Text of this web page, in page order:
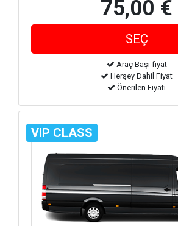
75,00 €
Araç Başı fiyat
Herşey Dahil Fiyat
Önerilen Fiyatı
VIP CLASS